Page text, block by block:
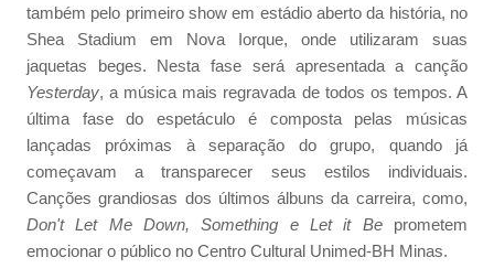
também pelo primeiro show em estádio aberto da história, no
Shea Stadium em Nova Iorque, onde utilizaram suas
jaquetas beges. Nesta fase será apresentada a canção
Yesterday, a música mais regravada de todos os tempos. A
última fase do espetáculo é composta pelas músicas
lançadas próximas à separação do grupo, quando já
começavam a transparecer seus estilos individuais.
Canções grandiosas dos últimos álbuns da carreira, como,
Don't Let Me Down, Something e Let it Beprometem
emocionar o público no Centro Cultural Unimed-BH Minas.